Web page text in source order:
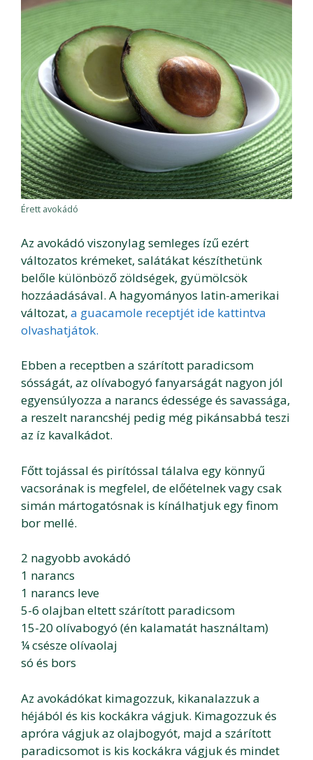
Érett avokádó
Az avokádó viszonylag semleges ízű ezért
változatos krémeket, salátákat készíthetünk
belőle különböző zöldségek, gyümölcsök
hozzáadásával. A hagyományos latin-amerikai
változat, a guacamole receptjét ide kattintva
olvashatjátok.
Ebben a receptben a szárított paradicsom
sósságát, az olívabogyó fanyarságát nagyon jól
egyensúlyozza a narancs édessége és savassága,
a reszelt narancshéj pedig még pikánsabbá teszi
az íz kavalkádot.
Főtt tojással és pirítóssal tálalva egy könnyű
vacsorának is megfelel, de előételnek vagy csak
simán mártogatósnak is kínálhatjuk egy finom
bor mellé.
2 nagyobb avokádó
1 narancs
1 narancs leve
5-6 olajban eltett szárított paradicsom
15-20 olívabogyó (én kalamatát használtam)
¼ csésze olívaolaj
só és bors
Az avokádókat kimagozzuk, kikanalazzuk a
héjából és kis kockákra vágjuk. Kimagozzuk és
apróra vágjuk az olajbogyót, majd a szárított
paradicsomot is kis kockákra vágjuk és mindet